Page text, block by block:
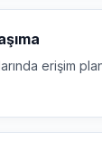
erişim